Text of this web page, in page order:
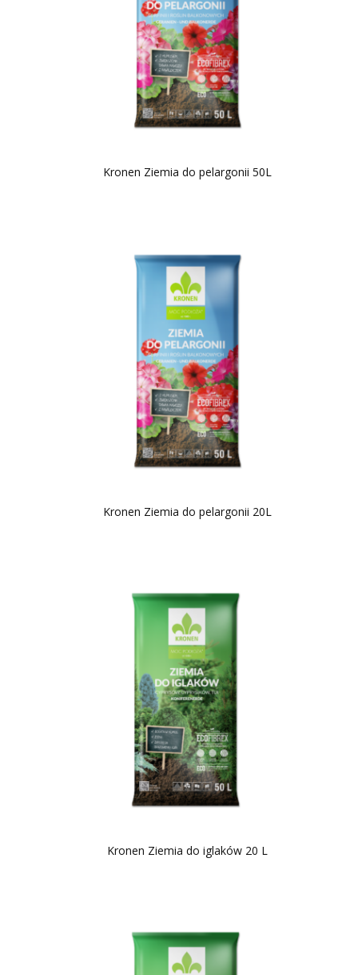
Kronen Ziemia do pelargonii 50L
Kronen Ziemia do pelargonii 20L
Kronen Ziemia do iglaków 20 L